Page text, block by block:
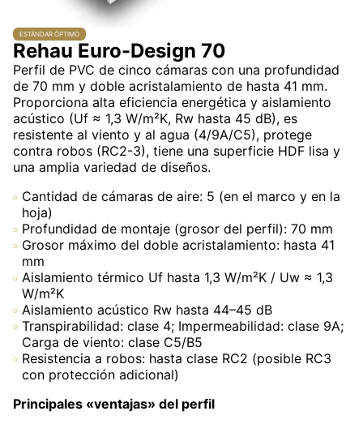
ESTÁNDAR ÓPTIMO
Rehau Euro-Design 70
Perfil de PVC de cinco cámaras con una profundidad
de 70 mm y doble acristalamiento de hasta 41 mm.
Proporciona alta eficiencia energética y aislamiento
acústico (Uf ≈ 1,3 W/m²K, Rw hasta 45 dB), es
resistente al viento y al agua (4/9A/C5), protege
contra robos (RC2-3), tiene una superficie HDF lisa y
una amplia variedad de diseños.
Cantidad de cámaras de aire: 5 (en el marco y en la
hoja)
Profundidad de montaje (grosor del perfil): 70 mm
Grosor máximo del doble acristalamiento: hasta 41
mm
Aislamiento térmico Uf hasta 1,3 W/m²K / Uw ≈ 1,3
W/m²K
Aislamiento acústico Rw hasta 44–45 dB
Transpirabilidad: clase 4; Impermeabilidad: clase 9A;
Carga de viento: clase C5/B5
Resistencia a robos: hasta clase RC2 (posible RC3
con protección adicional)
Principales «ventajas» del perfil